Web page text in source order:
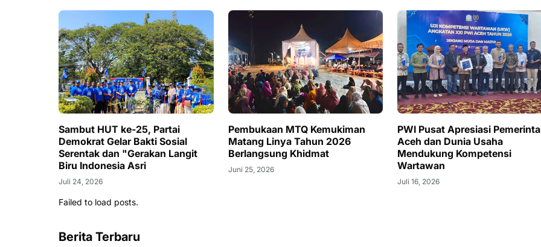
Sambut HUT ke-25, Partai
Demokrat Gelar Bakti Sosial
Serentak dan "Gerakan Langit
Biru Indonesia Asri
Juli 24, 2026
Pembukaan MTQ Kemukiman
Matang Linya Tahun 2026
Berlangsung Khidmat
Juni 25, 2026
PWI Pusat Apresiasi
Aceh dan Dunia Usaha
Mendukung Kompetensi
Wartawan
Juli 16, 2026
Failed to load posts.
Berita Terbaru